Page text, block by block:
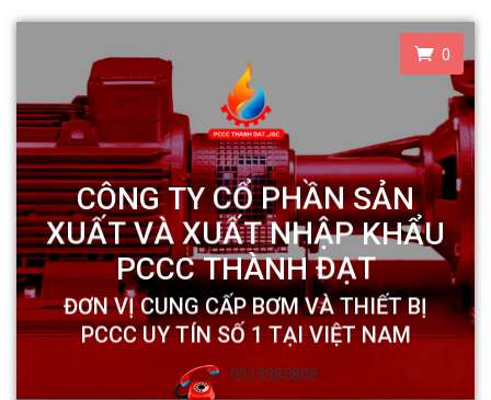
0
0913985808